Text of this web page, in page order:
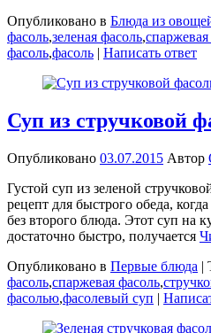
Опубликовано в Блюда из
фасоль,зеленая фасоль,
фасоль,фасоль | Написать ответ
Суп из стручковой
Опубликовано 03.07.2015 Автор
Густой суп из зеленой
рецепт для быстрого обеда,
без второго блюда. Этот суп на
достаточно быстро, получается
Опубликовано в Первые блюда |
фасоль,спаржевая фасоль,
фасолью,фасолевый суп |